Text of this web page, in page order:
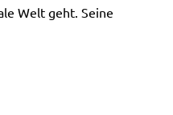
Welt geht. Seine